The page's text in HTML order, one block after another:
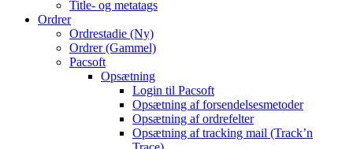
Title- og metatags
Ordrer
Ordrestadie (Ny)
Ordrer (Gammel)
Pacsoft
Opsætning
Login til Pacsoft
Opsætning af forsendelsesmetoder
Opsætning af ordrefelter
Opsætning af tracking mail (Track’n